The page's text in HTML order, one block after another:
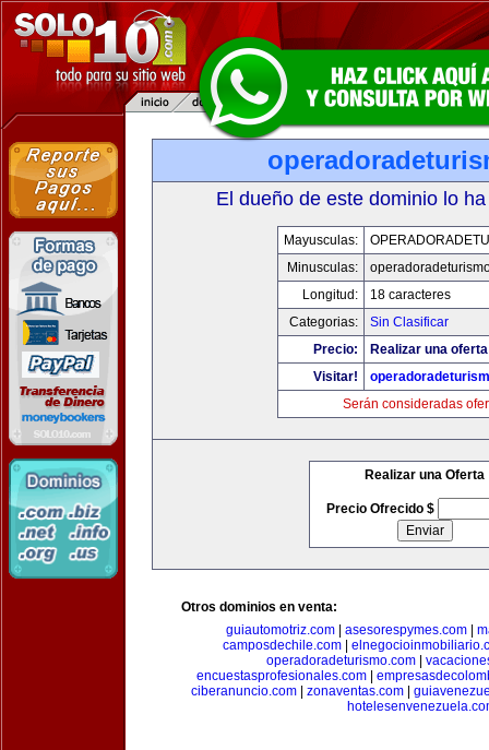
El dueño de este dominio lo
Mayusculas:
Minusculas:
Longitud:
18 caracteres
Categorias:
Sin Clasificar
Precio:
Realizar una
Visitar!
Serán consideradas
Realizar una Oferta
Precio Ofrecido $
Otros dominios en venta:
guiautomotriz.com
asesorespymes.com
camposdechile.com
operadoradeturismo.com
encuestasprofesionales.com
ciberanuncio.com| zonaventas.com|